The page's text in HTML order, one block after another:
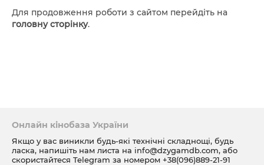
Для продовження роботи з сайтом перейдіть на
головну сторінку.
Онлайн кінобаза України
Якщо у вас виникли будь-які технічні складнощі, будь
ласка, напишіть нам листа на info@dzygamdb.com, або
скористайтеся Telegram за номером +38(096)889-21-91